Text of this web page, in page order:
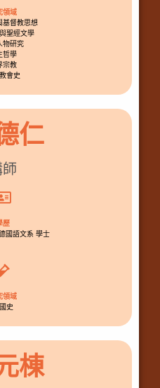
領域
基督教思想
聖經文學
物研究
哲學
宗教
會史
仁
歷
國語文系 學士
領域
史
棟